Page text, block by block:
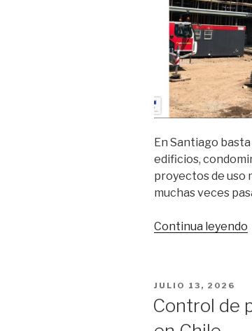
En Santiago
edificios,
proyectos de uso
muchas veces
Continua leyendo
POSTED
ON
JULIO 13, 2026
Control de